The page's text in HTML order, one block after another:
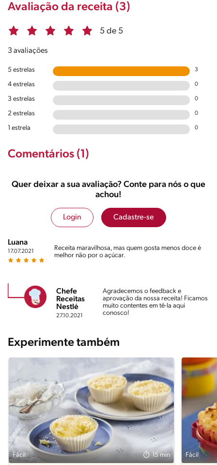
Avaliação da receita (3)
5 de 5
3 avaliações
5 estrelas 3
4 estrelas 0
3 estrelas 0
2 estrelas 0
1 estrela 0
Comentários (1)
Quer deixar a sua avaliação? Conte para nós o que
achou!
Login Cadastre-se
Luana
17.07.2021
Receita maravilhosa, mas quem gosta menos doce é
melhor não por o açúcar.
Chefe
Receitas
Nestlé
27.10.2021
Agradecemos o feedback e
aprovação da nossa receita! Ficamos
muito contentes em tê-la aqui
conosco!
Experimente também
Fácil 15 min Fácil